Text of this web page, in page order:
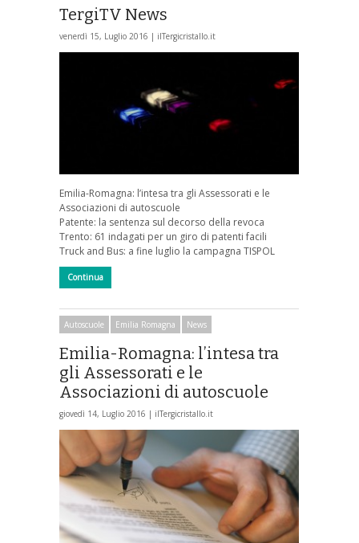
TergiTV News
venerdì 15, Luglio 2016 | ilTergicristallo.it
Emilia-Romagna: l’intesa tra gli Assessorati e le
Associazioni di autoscuole
Patente: la sentenza sul decorso della revoca
Trento: 61 indagati per un giro di patenti facili
Truck and Bus: a fine luglio la campagna TISPOL
Continua
Autoscuole Emilia Romagna News
Emilia-Romagna: l’intesa tra
gli Assessorati e le
Associazioni di autoscuole
giovedì 14, Luglio 2016 | ilTergicristallo.it